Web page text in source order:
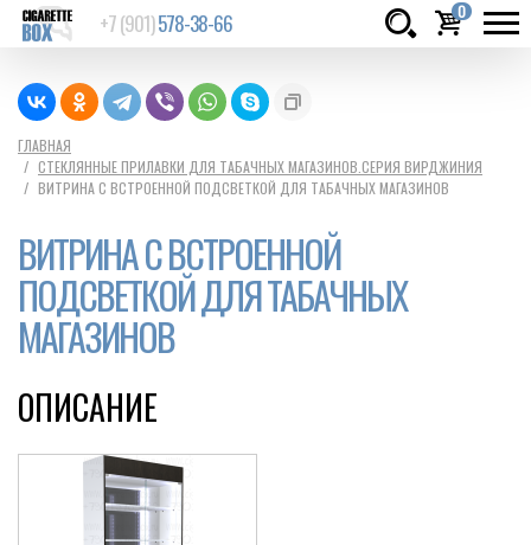
+7 (901)578-38-66 0
руб.
ГЛАВНАЯ
СТЕКЛЯННЫЕ ПРИЛАВКИ ДЛЯ ТАБАЧНЫХ МАГАЗИНОВ.СЕРИЯ ВИРДЖИНИЯ
ВИТРИНА C ВСТРОЕННОЙ ПОДСВЕТКОЙ ДЛЯ ТАБАЧНЫХ МАГАЗИНОВ
ВИТРИНА C ВСТРОЕННОЙ
ПОДСВЕТКОЙ ДЛЯ ТАБАЧНЫХ
МАГАЗИНОВ
ОПИСАНИЕ